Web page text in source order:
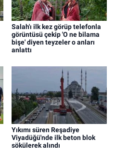
Salah'ı ilk kez görüp telefonla
görüntüsü çekip 'O ne bilama
bişe' diyen teyzeler o anları
anlattı
Yıkımı süren Reşadiye
Viyadüğü'nde ilk beton blok
sökülerek alındı